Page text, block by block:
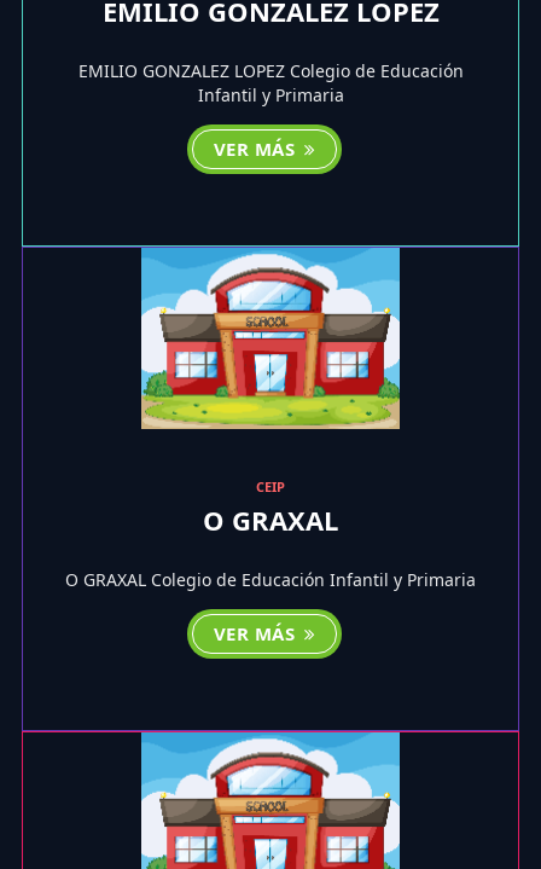
EMILIO GONZALEZ LOPEZ
EMILIO GONZALEZ LOPEZ Colegio de Educación
Infantil y Primaria
VER MÁS
CEIP
O GRAXAL
O GRAXAL Colegio de Educación Infantil y Primaria
VER MÁS